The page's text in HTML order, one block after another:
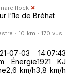
l'île de Bréhat
· 10 km · 170 vus ·
07-03 14:07:43
Énergie1921 KJ
km/h3,8 km/h